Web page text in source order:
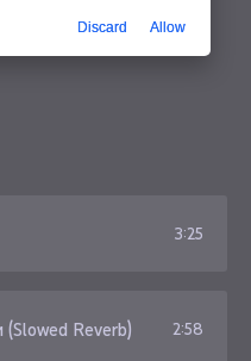
3:25
(Slowed Reverb) 2:58
Discard Allow